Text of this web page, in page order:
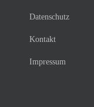
Datenschutz
Kontakt
Impressum